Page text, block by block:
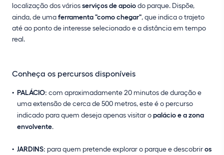
localização dos váriosserviços de apoiodo parque. Dispõe,
ainda, de umaferramenta "como chegar", que indica o trajeto
até ao ponto de interesse selecionado e a distância em tempo
real.
Conheça os percursos disponíveis
PALÁCIO: com aproximadamente 20 minutos de duração e
uma extensão de cerca de 500 metros, este é o percurso
indicado para quem deseja apenas visitar opalácio e a zona
envolvente.
JARDINS: para quem pretende explorar o parque e descobriros